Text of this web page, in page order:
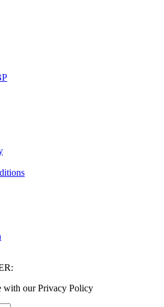
with our Privacy Policy